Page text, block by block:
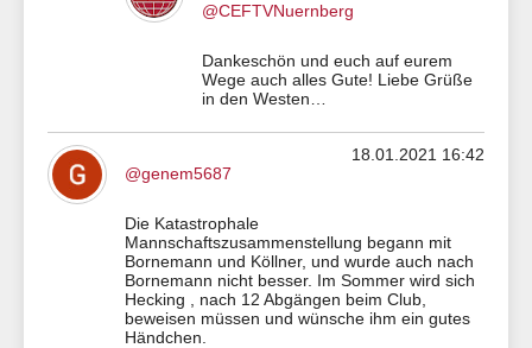
@CEFTVNuernberg
Dankeschön und euch auf eurem
Wege auch alles Gute! Liebe Grüße
in den Westen…
18.01.2021 16:42
@genem5687
Die Katastrophale
Mannschaftszusammenstellung begann mit
Bornemann und Köllner, und wurde auch nach
Bornemann nicht besser. Im Sommer wird sich
Hecking , nach 12 Abgängen beim Club,
beweisen müssen und wünsche ihm ein gutes
Händchen.